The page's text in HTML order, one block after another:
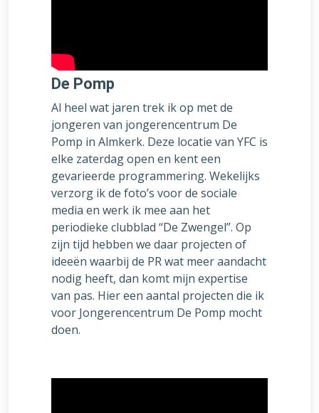
De Pomp
Al heel wat jaren trek ik op met de
jongeren van jongerencentrum De
Pomp in Almkerk. Deze locatie van YFC is
elke zaterdag open en kent een
gevarieerde programmering. Wekelijks
verzorg ik de foto’s voor de sociale
media en werk ik mee aan het
periodieke clubblad “De Zwengel”. Op
zijn tijd hebben we daar projecten of
ideeën waarbij de PR wat meer aandacht
nodig heeft, dan komt mijn expertise
van pas. Hier een aantal projecten die ik
voor Jongerencentrum De Pomp mocht
doen.